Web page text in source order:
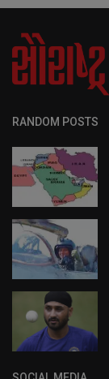
RANDOM POSTS